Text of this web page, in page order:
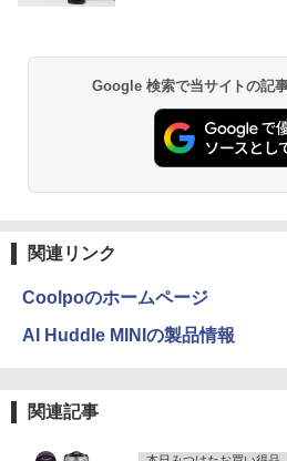
Google 検索で当サイトの記
関連リンク
Coolpoのホームページ
AI Huddle MINIの製品情報
関連記事